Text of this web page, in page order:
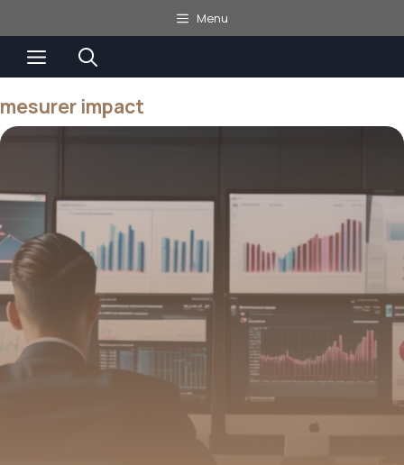
au
contenu
Menu
Menu
mesurer impact